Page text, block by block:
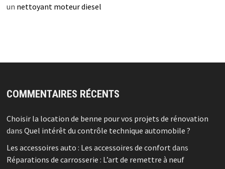
un nettoyant moteur diesel
COMMENTAIRES RÉCENTS
Choisir la location de benne pour vos projets de rénovation
dans Quel intérêt du contrôle technique automobile ?
Les accessoires auto : Les accessoires de confort dans
Réparations de carrosserie : L’art de remettre à neuf